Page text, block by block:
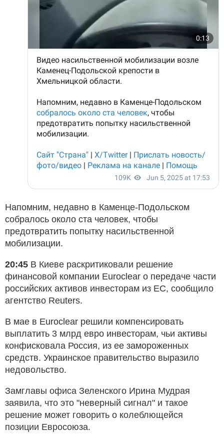
Напомним, недавно в Каменце-Подольском
собралось около ста человек, чтобы
предотвратить попытку насильственной
мобилизации.
20:45 В Киеве раскритиковали решение
финансовой компании Euroclear о передаче части
российских активов инвесторам из ЕС, сообщило
агентство Reuters.
В мае в Euroclear решили компенсировать
выплатить 3 млрд евро инвесторам, чьи активы
конфисковала Россия, из ее замороженных
средств. Украинское правительство выразило
недовольство.
Замглавы офиса Зеленского Ирина Мудрая
заявила, что это "неверный сигнал" и такое
решение может говорить о колеблющейся
позиции Евросоюза.